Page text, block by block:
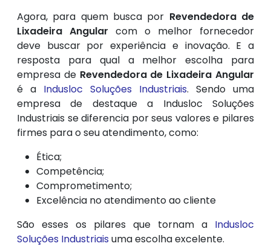
Agora, para quem busca por Revendedora de
Lixadeira Angular com o melhor fornecedor
deve buscar por experiência e inovação. E a
resposta para qual a melhor escolha para
empresa de Revendedora de Lixadeira Angular
é a Indusloc Soluções Industriais. Sendo uma
empresa de destaque a Indusloc Soluções
Industriais se diferencia por seus valores e pilares
firmes para o seu atendimento, como:
Ética;
Competência;
Comprometimento;
Excelência no atendimento ao cliente
São esses os pilares que tornam a Indusloc
Soluções Industriais uma escolha excelente.